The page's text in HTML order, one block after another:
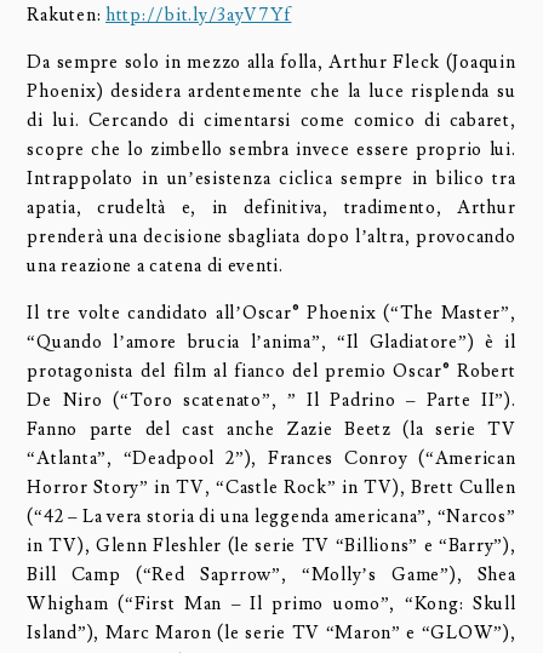
Rakuten:http://bit.ly/3ayV7Yf
Da sempre solo in mezzo alla folla, Arthur Fleck (Joaquin
Phoenix) desidera ardentemente che la luce risplenda su
di lui. Cercando di cimentarsi come comico di cabaret,
scopre che lo zimbello sembra invece essere proprio lui.
Intrappolato in un’esistenza ciclica sempre in bilico tra
apatia, crudeltà e, in definitiva, tradimento, Arthur
prenderà una decisione sbagliata dopo l’altra, provocando
una reazione a catena di eventi.
Il tre volte candidato all’Oscar® Phoenix (“The Master”,
“Quando l’amore brucia l’anima”, “Il Gladiatore”) è il
protagonista del film al fianco del premio Oscar® Robert
De Niro (“Toro scatenato”, ” Il Padrino – Parte II”).
Fanno parte del cast anche Zazie Beetz (la serie TV
“Atlanta”, “Deadpool 2”), Frances Conroy (“American
Horror Story” in TV, “Castle Rock” in TV), Brett Cullen
(“42 – La vera storia di una leggenda americana”, “Narcos”
in TV), Glenn Fleshler (le serie TV “Billions” e “Barry”),
Bill Camp (“Red Saprrow”, “Molly’s Game”), Shea
Whigham (“First Man – Il primo uomo”, “Kong: Skull
Island”), Marc Maron (le serie TV “Maron” e “GLOW”),